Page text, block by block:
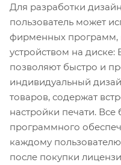
Для разработки
пользователь может
фирменных программ,
устройством на
позволяют быстро и
индивидуальный
товаров, содержат
настройки печати. Все
программного
каждому
после покупки